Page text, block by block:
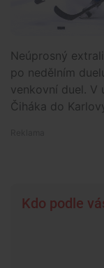
Neúprosný
po nedělním
venkovní duel. V
Čiháka do
Kdo podle